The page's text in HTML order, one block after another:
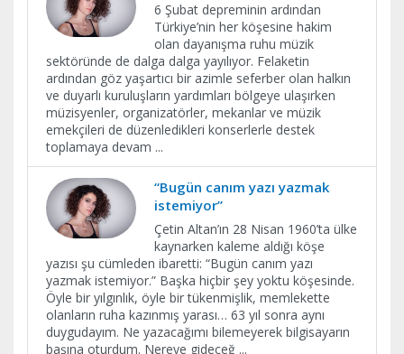
6 Şubat depreminin ardından
Türkiye’nin her köşesine hakim
olan dayanışma ruhu müzik
sektöründe de dalga dalga yayılıyor. Felaketin
ardından göz yaşartıcı bir azimle seferber olan halkın
ve duyarlı kuruluşların yardımları bölgeye ulaşırken
müzisyenler, organizatörler, mekanlar ve müzik
emekçileri de düzenledikleri konserlerle destek
toplamaya devam ...
“Bugün canım yazı yazmak
istemiyor”
Çetin Altan’ın 28 Nisan 1960’ta ülke
kaynarken kaleme aldığı köşe
yazısı şu cümleden ibaretti: “Bugün canım yazı
yazmak istemiyor.” Başka hiçbir şey yoktu köşesinde.
Öyle bir yılgınlık, öyle bir tükenmişlik, memlekette
olanların ruha kazınmış yarası… 63 yıl sonra aynı
duygudayım. Ne yazacağımı bilemeyerek bilgisayarın
başına oturdum. Nereye gideceğ ...